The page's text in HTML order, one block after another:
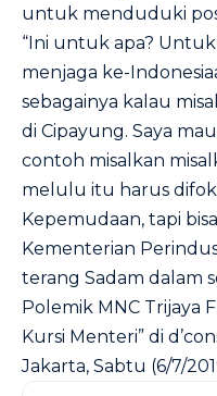
untuk menduduki
“Ini untuk apa?
menjaga ke-
sebagainya kalau
di Cipayung. Saya
contoh misalkan
melulu itu harus
Kepemudaan, tapi
Kementerian
terang Sadam dalam
Polemik MNC Trijaya
Kursi Menteri” di
Jakarta, Sabtu (6/7/